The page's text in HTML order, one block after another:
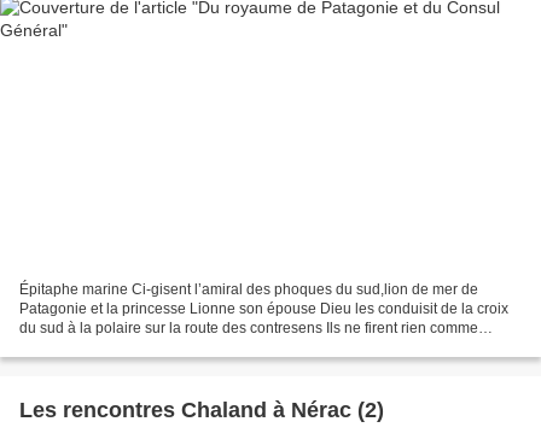
Épitaphe marine Ci-gisent l’amiral des phoques du sud,lion de mer de
Patagonie et la princesse Lionne son épouse Dieu les conduisit de la croix
du sud à la polaire sur la route des contresens Ils ne firent rien comme
Les rencontres Chaland à Nérac (2)